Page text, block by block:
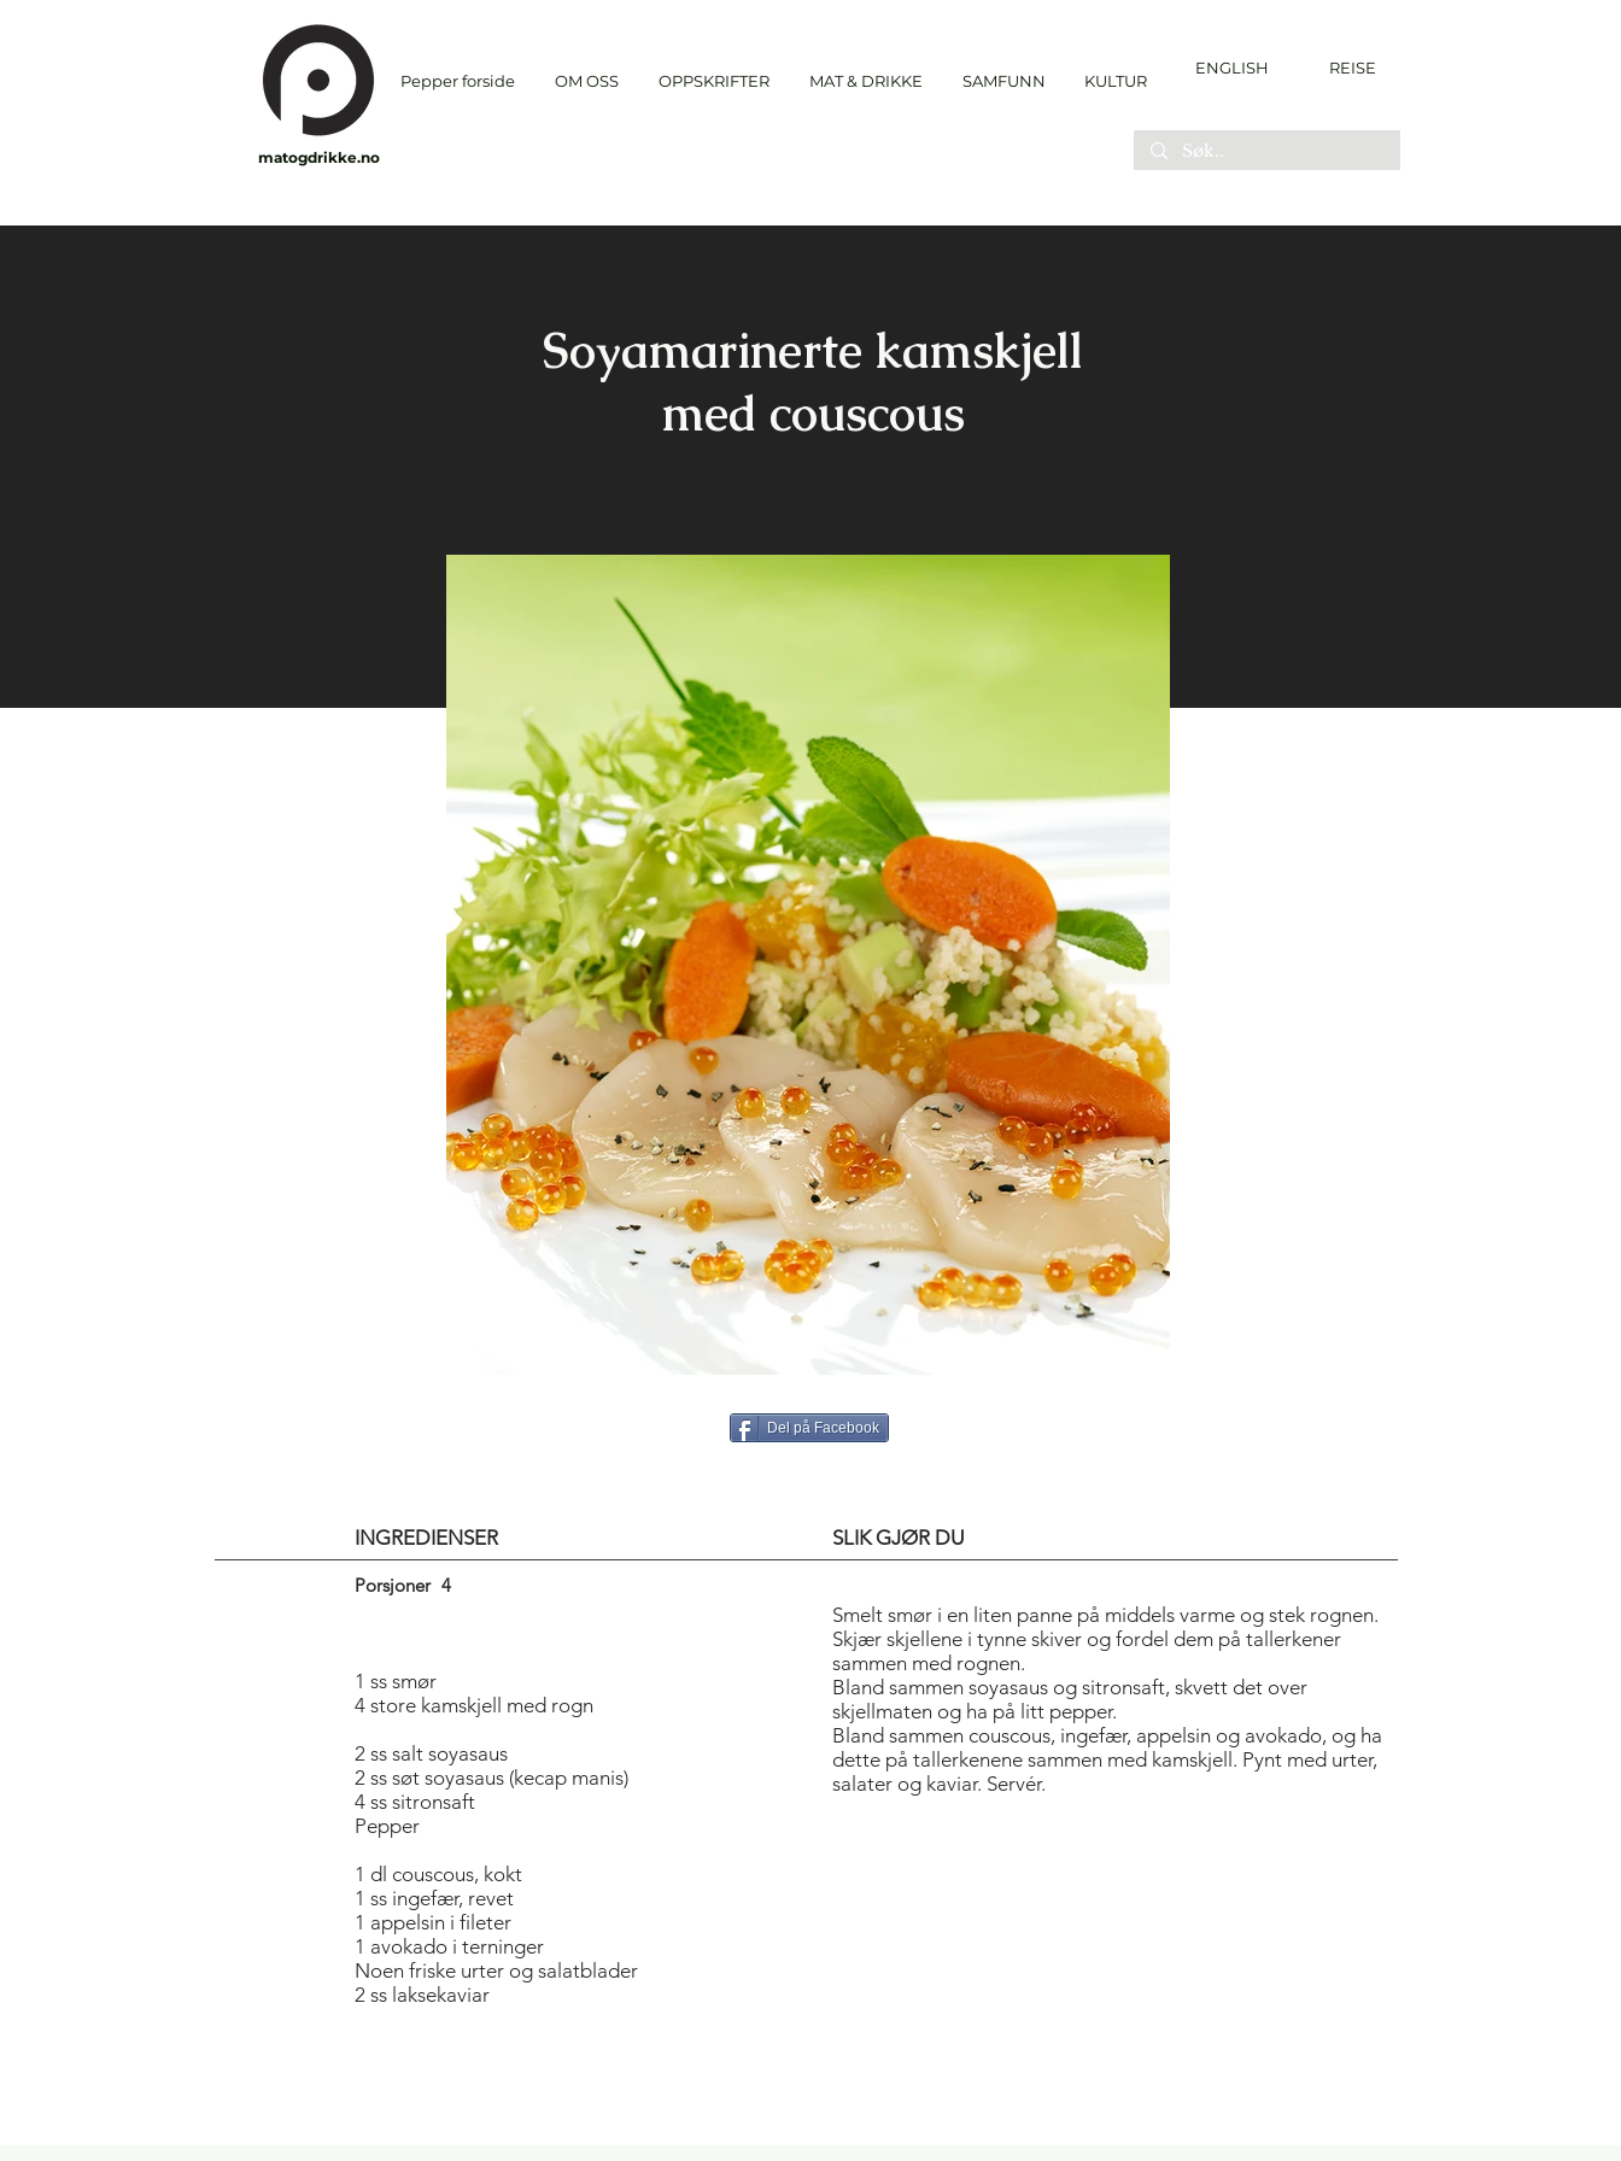
Pepper forside OM OSS OPPSKRIFTER MAT & DRIKKE SAMFUNN KULTUR
ENGLISH REISE
matogdrikke.no
Soyamarinerte kamskjell
med couscous
Del på Facebook
INGREDIENSER SLIK GJØR DU
Porsjoner 4
1 ss smør
4 store kamskjell med rogn
2 ss salt soyasaus
2 ss søt soyasaus (kecap manis)
4 ss sitronsaft
Pepper
1 dl couscous, kokt
1 ss ingefær, revet
1 appelsin i fileter
1 avokado i terninger
Noen friske urter og salatblader
2 ss laksekaviar
Smelt smør i en liten panne på middels varme og stek rognen.
Skjær skjellene i tynne skiver og fordel dem på tallerkener
sammen med rognen.
Bland sammen soyasaus og sitronsaft, skvett det over
skjellmaten og ha på litt pepper.
Bland sammen couscous, ingefær, appelsin og avokado, og ha
dette på tallerkenene sammen med kamskjell. Pynt med urter,
salater og kaviar. Servér.